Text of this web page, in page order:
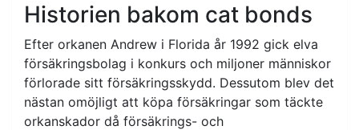
Historien bakom cat bonds
Efter orkanen Andrew i Florida år 1992 gick elva
försäkringsbolag i konkurs och miljoner människor
förlorade sitt försäkringsskydd. Dessutom blev det
nästan omöjligt att köpa försäkringar som täckte
orkanskador då försäkrings- och